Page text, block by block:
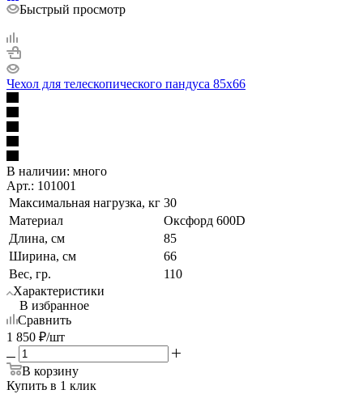
Быстрый просмотр
Чехол для телескопического пандуса 85x66
В наличии: много
Арт.: 101001
Максимальная нагрузка, кг 30
Материал
Оксфорд 600D
Длина, см
85
Ширина, см
66
Вес, гр.
110
Характеристики
В избранное
Сравнить
1 850 ₽/шт
В корзину
Купить в 1 клик